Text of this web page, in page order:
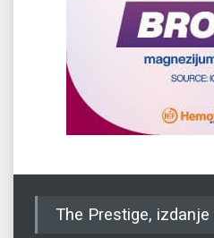
The Prestige, izdanje